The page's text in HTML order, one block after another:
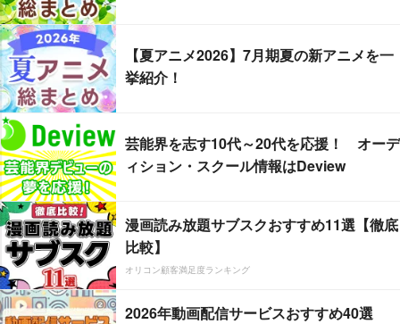
【夏アニメ2026】7月期夏の新アニメを一
挙紹介！
芸能界を志す10代～20代を応援！ オーデ
ィション・スクール情報はDeview
漫画読み放題サブスクおすすめ11選【徹底
比較】
オリコン顧客満足度ランキング
2026年動画配信サービスおすすめ40選